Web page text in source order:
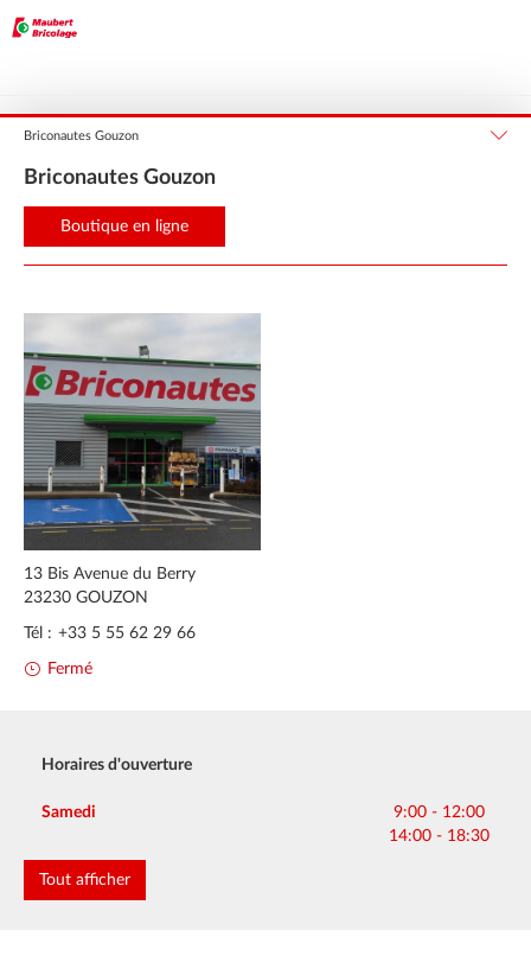
Nouvelle-Aquitaine
Briconautes Gouzon
Briconautes Gouzon
Boutique en ligne
13 Bis Avenue du Berry
23230 GOUZON
Tél : +33 5 55 62 29 66
Fermé
Horaires d'ouverture
Lundi
Mardi
Mercredi
Jeudi
Vendredi
Samedi
9:00 - 12:00
14:00 - 18:30
Dimanche
Tout afficher